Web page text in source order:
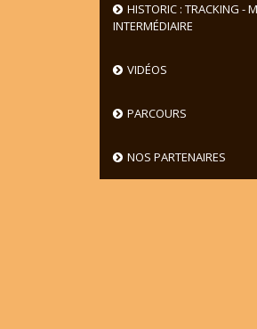
HISTORIC : TRACKING -
INTERMÉDIAIRE
VIDÉOS
PARCOURS
NOS PARTENAIRES